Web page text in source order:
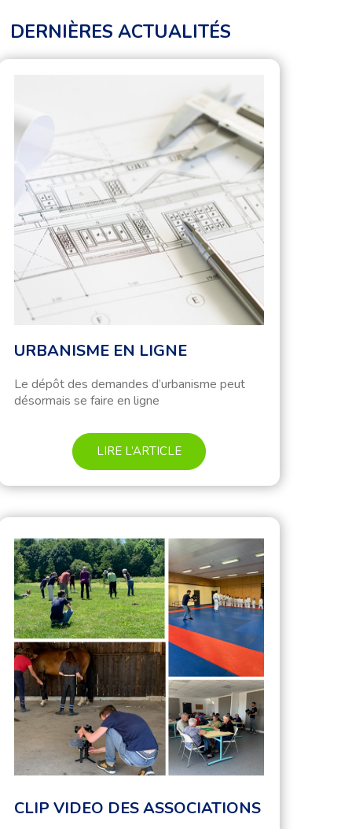
DERNIÈRES ACTUALITÉS
URBANISME EN LIGNE
Le dépôt des demandes d’urbanisme peut
désormais se faire en ligne
LIRE L’ARTICLE
CLIP VIDEO DES ASSOCIATIONS